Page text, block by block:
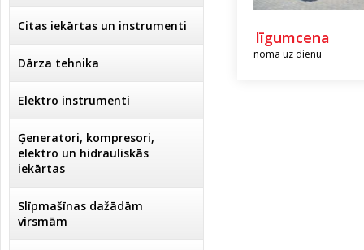
Citas iekārtas un instrumenti
Dārza tehnika
Elektro instrumenti
Ģeneratori, kompresori,
elektro un hidrauliskās
iekārtas
Slīpmašīnas dažādām
virsmām
līgumcena
noma uz dienu